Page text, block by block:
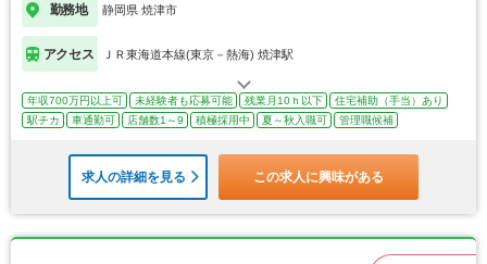
勤務地 静岡県 焼津市
アクセス ＪＲ東海道本線(東京－熱海) 焼津駅
年収700万円以上可 未経験者も応募可能 残業月10ｈ以下
住宅補助（手当）あり
駅チカ
車通勤可 店舗数1～9 積極採用中 夏～秋入職可 管理職候補
求人の詳細を見る この求人に興味がある